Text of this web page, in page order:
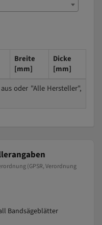
Breite
[mm]
Dicke
[mm]
oder "Alle Hersteller",
(GPSR, Verordnung
Bandsägeblätter